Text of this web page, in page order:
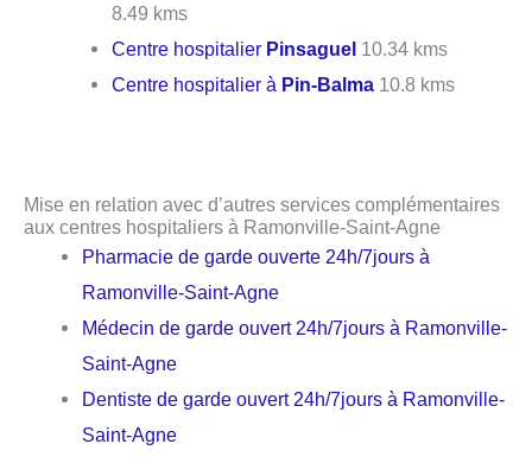
8.49 kms
Centre hospitalier Pinsaguel 10.34 kms
Centre hospitalier à Pin-Balma 10.8 kms
Mise en relation avec d’autres services complémentaires
aux centres hospitaliers à Ramonville-Saint-Agne
Pharmacie de garde ouverte 24h/7jours à
Ramonville-Saint-Agne
Médecin de garde ouvert 24h/7jours à Ramonville-
Saint-Agne
Dentiste de garde ouvert 24h/7jours à Ramonville-
Saint-Agne